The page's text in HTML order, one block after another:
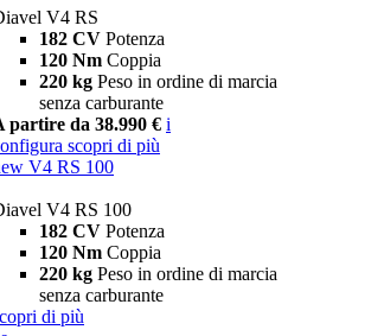
V4 RS
182 CV Potenza
120 Nm Coppia
220 kg Peso in ordine di marcia
senza carburante
partire da 38.990 € i
scopri di più
V4 RS 100
V4 RS 100
182 CV Potenza
120 Nm Coppia
220 kg Peso in ordine di marcia
senza carburante
di più